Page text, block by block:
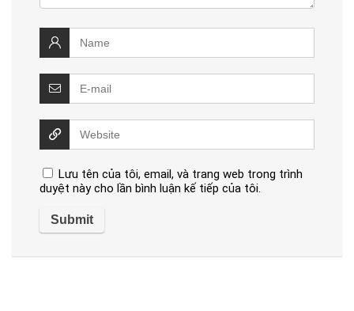
Lưu tên của tôi, email, và trang web trong trình
duyệt này cho lần bình luận kế tiếp của tôi.